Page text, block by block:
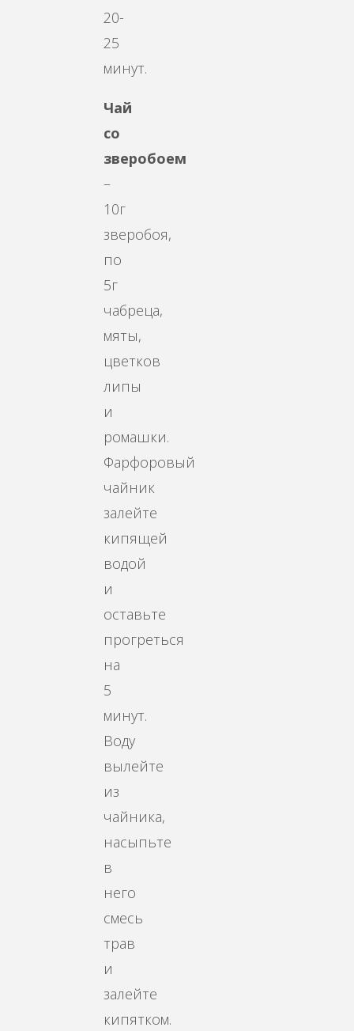
20-
25
минут.
Чай
со
зверобоем
–
10г
зверобоя,
по
5г
чабреца,
мяты,
цветков
липы
и
ромашки.
Фарфоровый
чайник
залейте
кипящей
водой
и
оставьте
прогреться
на
5
минут.
Воду
вылейте
из
чайника,
насыпьте
в
него
смесь
трав
и
залейте
кипятком.